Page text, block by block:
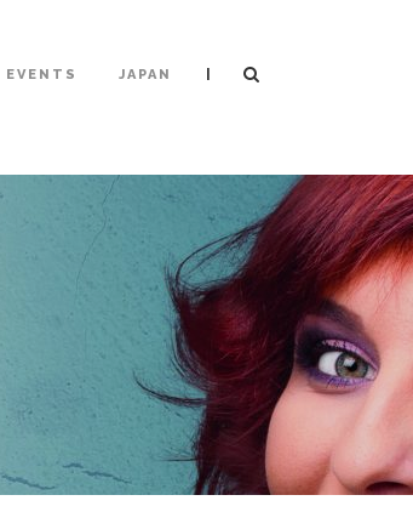
EVENTS JAPAN |